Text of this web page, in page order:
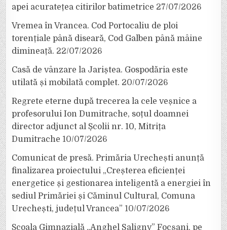
apei acuratețea citirilor batimetrice 27/07/2026
Vremea în Vrancea. Cod Portocaliu de ploi
torențiale până diseară, Cod Galben până mâine
dimineață. 22/07/2026
Casă de vânzare la Jariștea. Gospodăria este
utilată și mobilată complet. 20/07/2026
Regrete eterne după trecerea la cele veșnice a
profesorului Ion Dumitrache, soțul doamnei
director adjunct al Școlii nr. 10, Mitrița
Dumitrache 10/07/2026
Comunicat de presă. Primăria Urechești anunță
finalizarea proiectului „Creșterea eficienței
energetice și gestionarea inteligentă a energiei în
sediul Primăriei și Căminul Cultural, Comuna
Urechești, județul Vrancea” 10/07/2026
Școala Gimnazială „Anghel Saligny” Focșani, pe